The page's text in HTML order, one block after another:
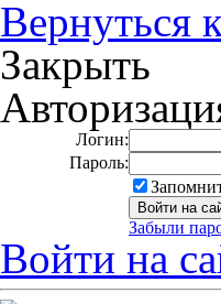
Вернуться
Закрыть
Логин:
Пароль:
Забыли
Войти на